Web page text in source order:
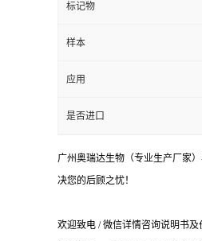
标记物
样本
应用
是否进口
广州奥瑞达生物（专业生产厂家
决您的后顾之忧！
欢迎致电 / 微信详情咨询说明书及